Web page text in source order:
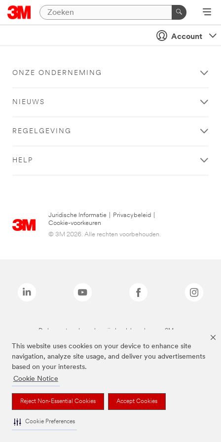
This website uses cookies on your device to enhance site
navigation, analyze site usage, and deliver you advertisements
based on your interests.
Cookie Notice
Reject Non-Essential Cookies Accept Cookies
Cookie Preferences
Account
ONZE ONDERNEMING
NIEUWS
REGELGEVING
HELP
Juridische Informatie Privacybeleid
Cookie-voorkeuren
© 3M 2026. Alle rechten voorbehouden.
De bovenstaande merken zijn handelsmerken van 3M.we